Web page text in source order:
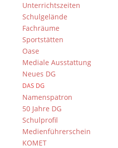
Unterrichtszeiten
Schulgelände
Fachräume
Sportstätten
Oase
Mediale Ausstattung
Neues DG
DAS DG
Namenspatron
50 Jahre DG
Schulprofil
Medienführerschein
KOMET
Am Ende einer
dem Stück
Horváth fällt man
hängt noch eine Weile den
war das noch mal bei den
Vaterstetten und wie beim
Halle. Schlimmer noch wird
wenn Einladungen wie
Amateurtheatertagen
coronabedingt platzen. Das
dann auch die ursprünglich
Verleihung des CC-